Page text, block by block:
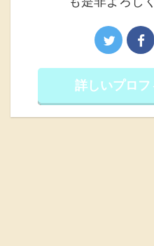
詳しいプロフ